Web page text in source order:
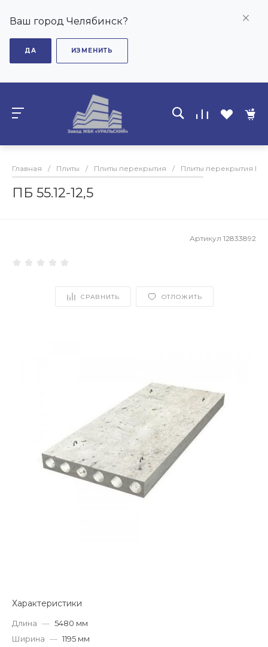
Ваш город Челябинск?
ДА ИЗМЕНИТЬ
Главная / Плиты / Плиты перекрытия / Плиты перекрытия ПБ
ПБ 55.12-12,5
Артикул 12833892
СРАВНИТЬ ОТЛОЖИТЬ
Характеристики
Длина — 5480 мм
Ширина — 1195 мм